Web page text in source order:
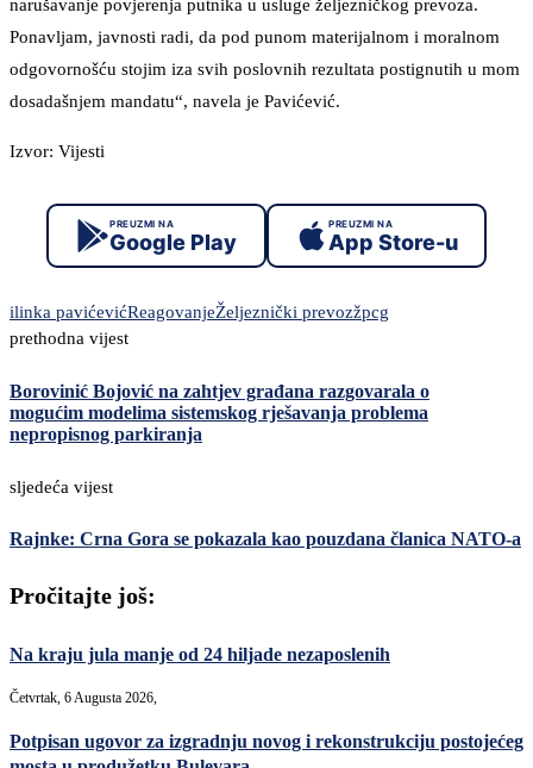
narušavanje povjerenja putnika u usluge željezničkog prevoza.
Ponavljam, javnosti radi, da pod punom materijalnom i moralnom
odgovornošću stojim iza svih poslovnih rezultata postignutih u mom
dosadašnjem mandatu“, navela je Pavićević.
Izvor: Vijesti
PREUZMI NA
Google Play
PREUZMI NA
App Store-u
ilinka pavićevićReagovanjeŽeljeznički prevozžpcg
prethodna vijest
Borovinić Bojović na zahtjev građana razgovarala o
mogućim modelima sistemskog rješavanja problema
nepropisnog parkiranja
sljedeća vijest
Rajnke: Crna Gora se pokazala kao pouzdana članica NATO-a
Pročitajte još:
Na kraju jula manje od 24 hiljade nezaposlenih
Četvrtak, 6 Augusta 2026,
Potpisan ugovor za izgradnju novog i rekonstrukciju postojećeg